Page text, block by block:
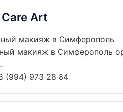
Art
макияж в Симферополь
макияж в Симферополь
(994) 973 28 84